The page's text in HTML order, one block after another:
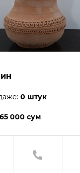
0 штук
65 000 сум